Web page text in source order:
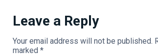
Leave a Reply
Your email address will not be published.
marked *